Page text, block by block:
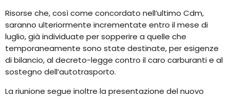
Risorse che, così come concordato nell’ultimo Cdm,
saranno ulteriormente incrementate entro il mese di
luglio, già individuate per sopperire a quelle che
temporaneamente sono state destinate, per esigenze
di bilancio, al decreto-legge contro il caro carburanti e al
sostegno dell’autotrasporto.
La riunione segue inoltre la presentazione del nuovo